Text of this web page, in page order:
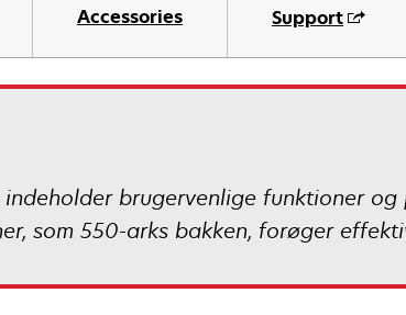
Accessories Support
indeholder brugervenlige funktioner
som 550-arks bakken, forøger